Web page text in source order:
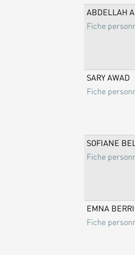
ABDELLAH
Fiche
SARY AWAD
Fiche
SOFIANE
Fiche
EMNA
Fiche